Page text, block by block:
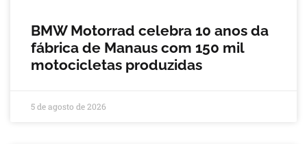
BMW Motorrad celebra 10 anos da
fábrica de Manaus com 150 mil
motocicletas produzidas
5 de agosto de 2026